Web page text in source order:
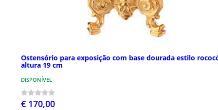
Ostensório para exposição com base dourada estilo
altura 19 cm
DISPONÍVEL
€ 170,00